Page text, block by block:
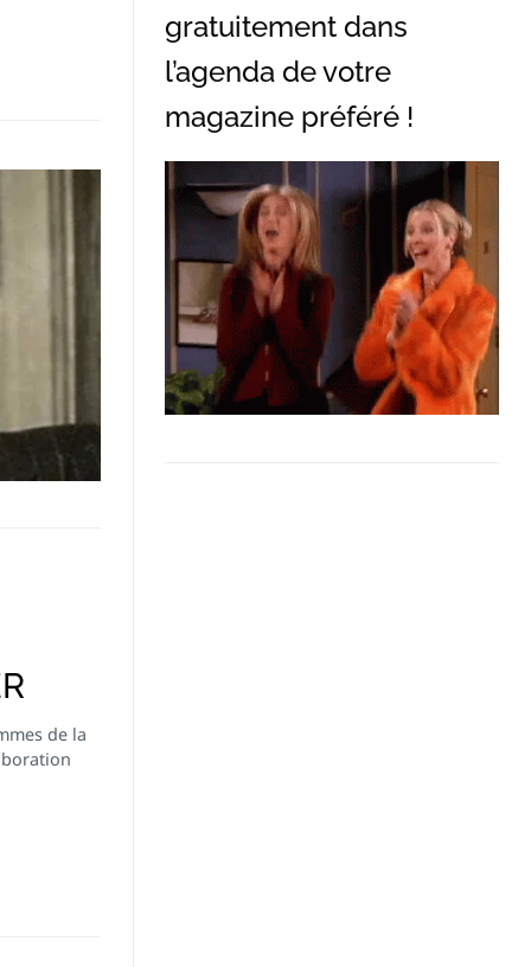
de la
gratuitement dans
l’agenda de votre
magazine préféré !